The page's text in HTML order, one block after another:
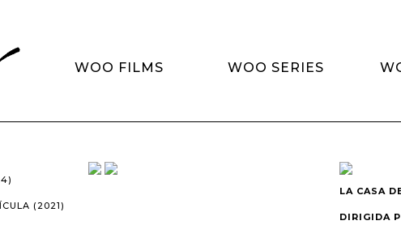
WOO FILMS WOO SERIES
(2021)
LA CASA
DIRIGIDA